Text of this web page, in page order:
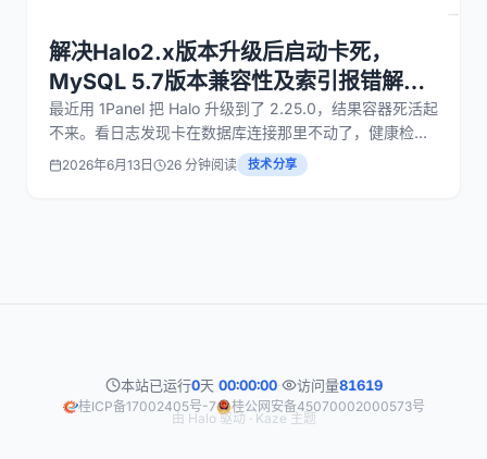
解决Halo2.x版本升级后启动卡死，
MySQL 5.7版本兼容性及索引报错解决
方案
最近用 1Panel 把 Halo 升级到了 2.25.0，结果容器死活起
不来。看日志发现卡在数据库连接那里不动了，健康检查
也一直超时。中间重启了几次，偶尔还会爆出 Duplicate
key name 'idx_xxx' 的索引重复错误。 折腾了一晚上，总
2026年6月13日 26 分钟阅读 技术分享
本站已运行0天 00:00:00· 访问量81619
桂ICP备17002405号-7 桂公网安备45070002000573号
由 Halo驱动 · Kaze 主题